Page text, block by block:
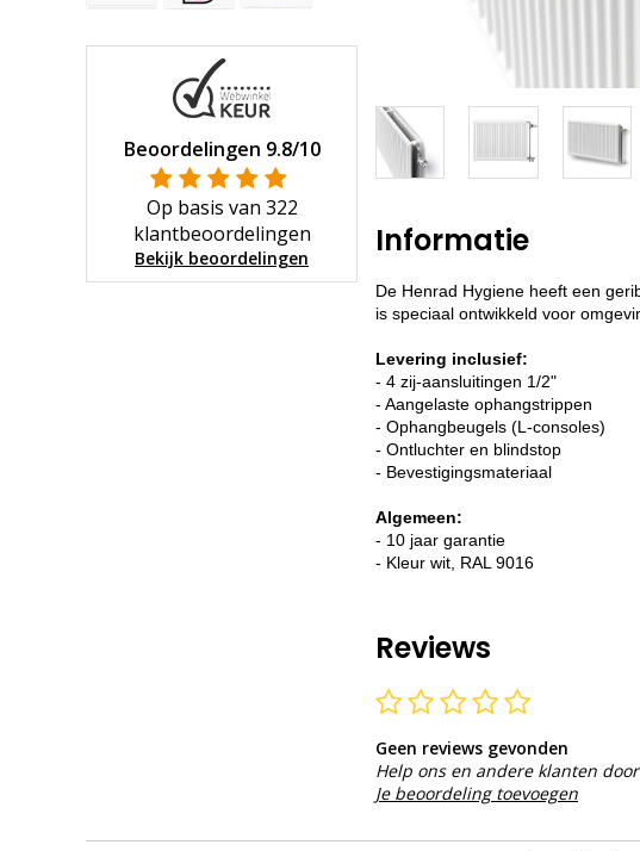
Beoordelingen 9.8/10
Op basis van 322
klantbeoordelingen
Bekijk beoordelingen Informatie
De Henrad Hygiene heeft een
is speciaal ontwikkeld voor
Levering inclusief:
- 4 zij-aansluitingen 1/2"
- Aangelaste ophangstrippen
- Ophangbeugels (L-consoles)
- Ontluchter en blindstop
- Bevestigingsmateriaal
Algemeen:
- 10 jaar garantie
- Kleur wit, RAL 9016
Reviews
Geen reviews gevonden
Help ons en andere klanten
Je beoordeling toevoegen